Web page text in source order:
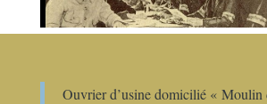
Ouvrier d’usine domicilié « Moulin